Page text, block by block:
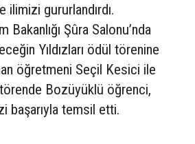
gururlandırdı.
Bakanlığı Şûra Salonu’nda
Yıldızları ödül törenine
öğretmeni Seçil Kesici ile
törende Bozüyüklü öğrenci,
başarıyla temsil etti.